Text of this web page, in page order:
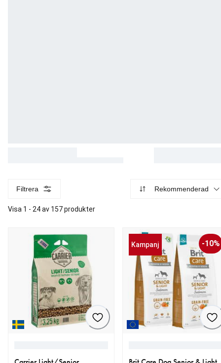
Filtrera Rekommenderad
Visa 1 - 24 av 157 produkter
Kampanj -10%